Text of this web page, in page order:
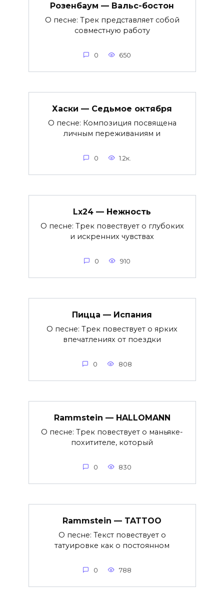
Розенбаум — Вальс-бостон
О песне: Трек представляет собой
совместную работу
0 650
Хаски — Седьмое октября
О песне: Композиция посвящена
личным переживаниям и
0 1.2к.
Lx24 — Нежность
О песне: Трек повествует о глубоких
и искренних чувствах
0 910
Пицца — Испания
О песне: Трек повествует о ярких
впечатлениях от поездки
0 808
Rammstein — HALLOMANN
О песне: Трек повествует о маньяке-
похитителе, который
0 830
Rammstein — TATTOO
О песне: Текст повествует о
татуировке как о постоянном
0 788